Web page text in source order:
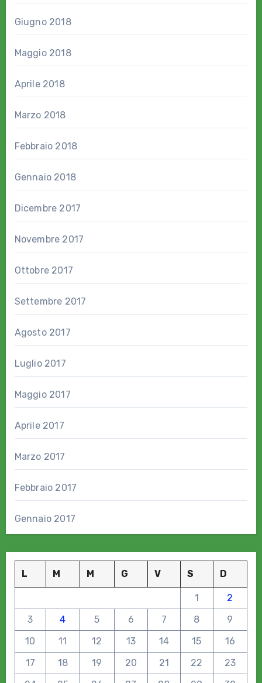
Giugno 2018
Maggio 2018
Aprile 2018
Marzo 2018
Febbraio 2018
Gennaio 2018
Dicembre 2017
Novembre 2017
Ottobre 2017
Settembre 2017
Agosto 2017
Luglio 2017
Maggio 2017
Aprile 2017
Marzo 2017
Febbraio 2017
Gennaio 2017
L M M G V S D
1
2
3
4 5 6 7 8
9
10
11 12 13 14 15
16
17
18 19 20 21 22
23